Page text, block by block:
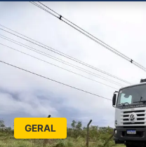
GERAL